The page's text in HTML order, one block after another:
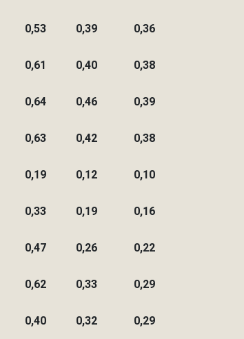
0,53 0,39 0,36
0,61 0,40 0,38
0,64 0,46 0,39
0,63 0,42 0,38
0,19 0,12 0,10
0,33 0,19 0,16
0,47 0,26 0,22
0,62 0,33 0,29
0,40 0,32 0,29